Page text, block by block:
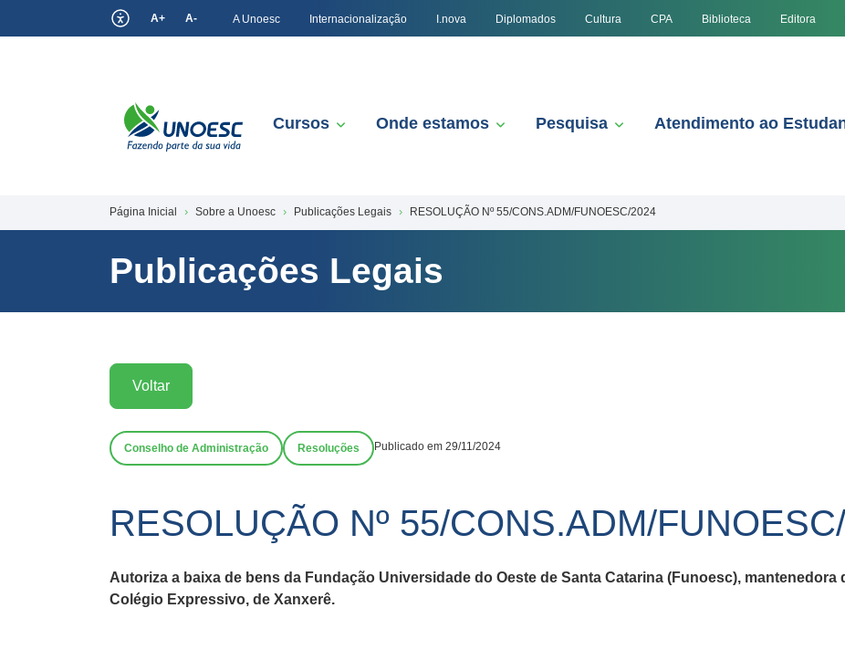
A+ A- A Unoesc Internacionalização I.nova Diplomados Cultura CPA Biblioteca Editora
Cursos Onde estamos Pesquisa Atendimento ao
Página Inicial Sobre a Unoesc Publicações Legais RESOLUÇÃO Nº 55/CONS.ADM/FUNOESC/2024
Publicações Legais
Voltar
Conselho de Administração Resoluções Publicado em 29/11/2024
RESOLUÇÃO Nº 55/CONS.ADM/
Autoriza a baixa de bens da Fundação Universidade do Oeste de Santa Catarina (Funoesc),
Colégio Expressivo, de Xanxerê.